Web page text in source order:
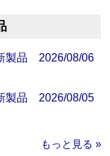
製品 2026/08/06
製品 2026/08/05
もっと見る »